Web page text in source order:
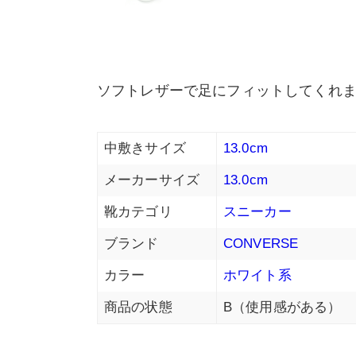
ソフトレザーで足にフィットしてくれ
中敷きサイズ 13.0cm
メーカーサイズ 13.0cm
靴カテゴリ スニーカー
ブランド CONVERSE
カラー ホワイト系
商品の状態 B（使用感がある）